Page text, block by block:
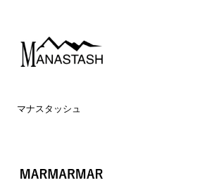
マナスタッシュ